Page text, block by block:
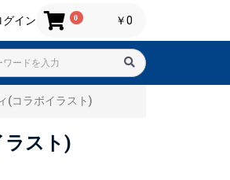
グイン 0 ￥0
(コラボイラスト)
ラスト)